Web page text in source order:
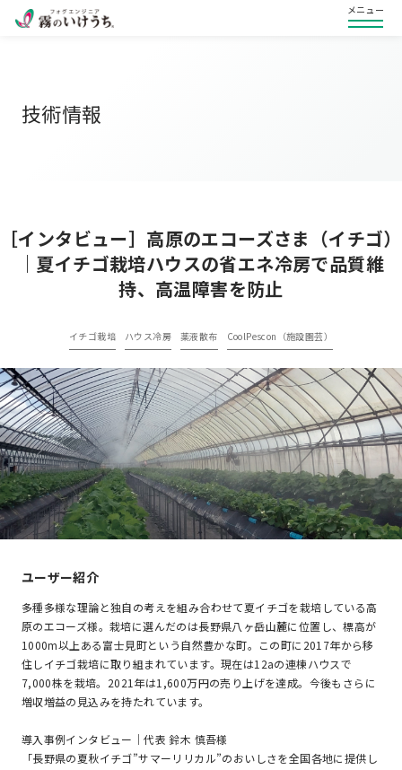
メニュー
技術情報
［インタビュー］高原のエコーズさま（イチゴ）
｜夏イチゴ栽培ハウスの省エネ冷房で品質維
持、高温障害を防止
イチゴ栽培 ハウス冷房 薬液散布 CoolPescon（施設園芸）
ユーザー紹介
多種多様な理論と独自の考えを組み合わせて夏イチゴを栽培している高
原のエコーズ様。栽培に選んだのは長野県八ヶ岳山麓に位置し、標高が
1000m以上ある富士見町という自然豊かな町。この町に2017年から移
住しイチゴ栽培に取り組まれています。現在は12aの連棟ハウスで
7,000株を栽培。2021年は1,600万円の売り上げを達成。今後もさらに
増収増益の見込みを持たれています。
導入事例インタビュー｜代表 鈴木 慎吾様
「長野県の夏秋イチゴ”サマーリリカル”のおいしさを全国各地に提供し